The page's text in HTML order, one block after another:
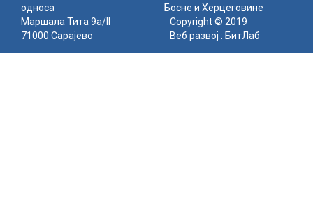
односа
Босне и Херцеговине
Маршала Тита 9а/II
71000 Сарајево
Copyright © 2019
Веб развој : БитЛаб